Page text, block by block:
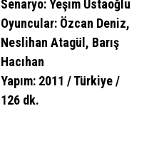
Senaryo: Yeşim Ustaoğlu
Oyuncular: Özcan Deniz,
Neslihan Atagül, Barış
Hacıhan
Yapım: 2011 / Türkiye /
126 dk.